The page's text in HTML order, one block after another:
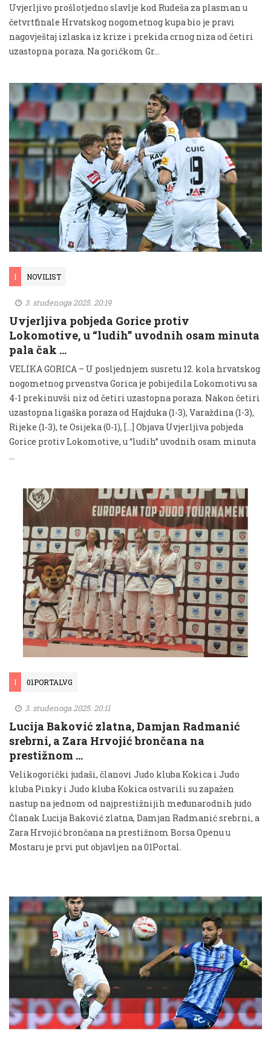
Uvjerljivo prošlotjedno slavlje kod Rudeša za plasman u
četvrtfinale Hrvatskog nogometnog kupa bio je pravi
nagovještaj izlaska iz krize i prekida crnog niza od četiri
uzastopna poraza. Na goričkom Gr...
I NOVILIST
3. studenoga 2025. 20:19
Uvjerljiva pobjeda Gorice protiv
Lokomotive, u “ludih” uvodnih osam minuta
pala čak …
VELIKA GORICA – U posljednjem susretu 12. kola hrvatskog
nogometnog prvenstva Gorica je pobijedila Lokomotivu sa
4-1 prekinuvši niz od četiri uzastopna poraza. Nakon četiri
uzastopna ligaška poraza od Hajduka (1-3), Varaždina (1-3),
Rijeke (1-3), te Osijeka (0-1), […] Objava Uvjerljiva pobjeda
Gorice protiv Lokomotive, u “ludih” uvodnih osam minuta
…
I 01PORTALVG
3. studenoga 2025. 20:11
Lucija Baković zlatna, Damjan Radmanić
srebrni, a Zara Hrvojić brončana na
prestižnom …
Velikogorički judaši, članovi Judo kluba Kokica i Judo
kluba Pinky i Judo kluba Kokica ostvarili su zapažen
nastup na jednom od najprestižnijih međunarodnih judo
Članak Lucija Baković zlatna, Damjan Radmanić srebrni, a
Zara Hrvojić brončana na prestižnom Borsa Openu u
Mostaru je prvi put objavljen na 01Portal.